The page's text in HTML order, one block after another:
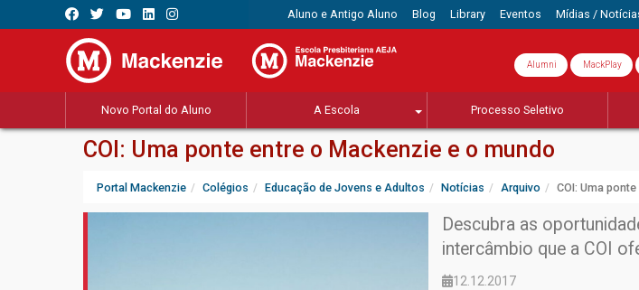
Aluno e Antigo Aluno Blog Library Eventos Mídias /
Alumni MackPlay
Novo Portal do Aluno A Escola Processo Seletivo
COI: Uma ponte entre o Mackenzie e o mundo
Portal Mackenzie Colégios Educação de Jovens e Adultos Notícias Arquivo COI: Uma
Descubra as
intercâmbio que a COI
12.12.2017